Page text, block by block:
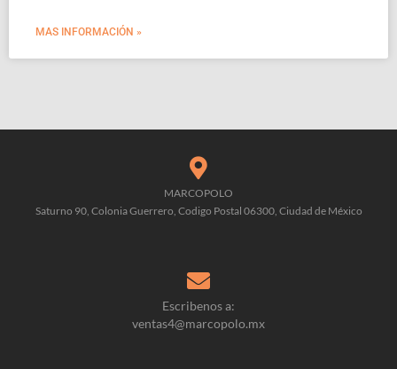
MAS INFORMACIÓN »
MARCOPOLO
Saturno 90, Colonia Guerrero, Codigo Postal 06300, Ciudad de México
Escribenos a:
ventas4@marcopolo.mx